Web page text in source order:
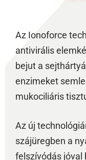
Az Ionoforce
antivirális
bejut a
enzimeket
mukociliáris
Az új
szájüregben a
felszívódás jóval